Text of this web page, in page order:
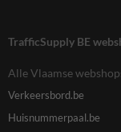
TrafficSupply BE
Alle Vlaamse
Verkeersbord.be
Huisnummerpaal.be